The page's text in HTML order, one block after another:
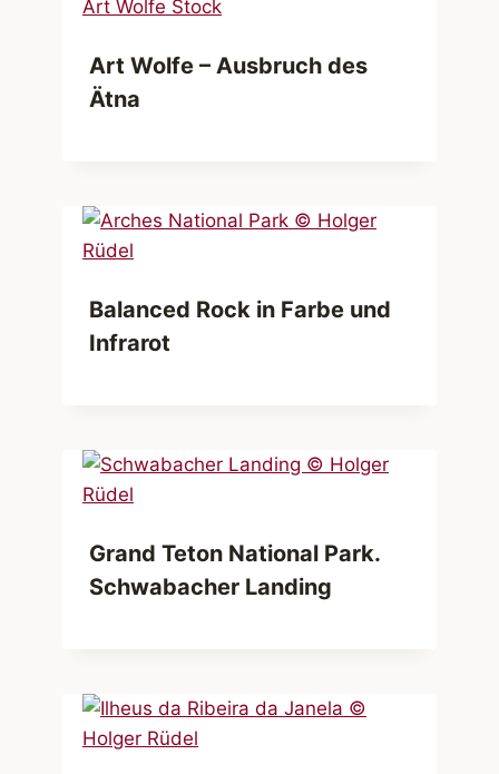
Art Wolfe – Ausbruch des
Ätna
Balanced Rock in Farbe und
Infrarot
Grand Teton National Park.
Schwabacher Landing